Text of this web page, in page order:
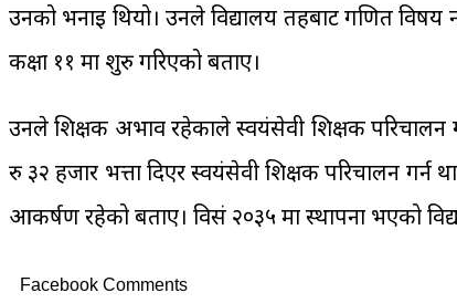
उनको भनाइ थियो। उनले विद्यालय तहबाट गणित विषय
कक्षा ११ मा शुरु गरिएको बताए।
उनले शिक्षक अभाव रहेकाले स्वयंसेवी शिक्षक परिचालन
रु ३२ हजार भत्ता दिएर स्वयंसेवी शिक्षक परिचालन गर्न
आकर्षण रहेको बताए। विसं २०३५ मा स्थापना भएको
Facebook Comments